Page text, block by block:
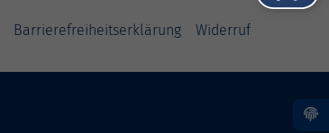
Barrierefreiheitserklärung Widerruf